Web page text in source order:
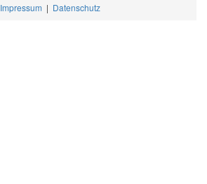
Impressum | Datenschutz